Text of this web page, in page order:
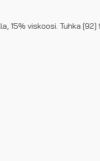
15% viskoosi. Tuhka